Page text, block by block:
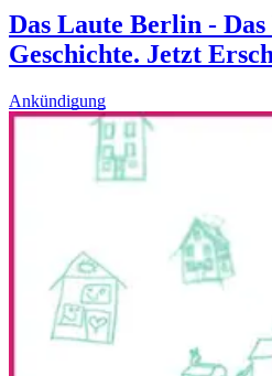
Das Laute Berlin -
Geschichte. Jetzt
Ankündigung